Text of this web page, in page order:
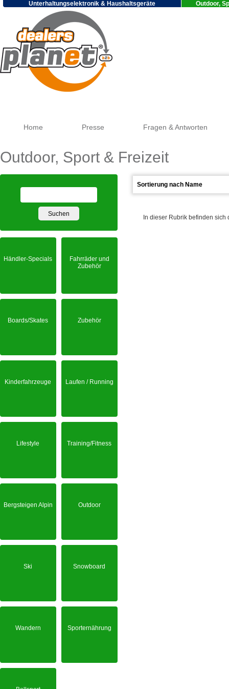
Unterhaltungselektronik & Haushaltsgeräte Outdoor,
Home Presse Fragen & Antworten
Outdoor, Sport & Freizeit
In dieser Rubrik befinden
Händler-Specials
Fahrräder und
Zubehör
Boards/Skates Zubehör
Kinderfahrzeuge Laufen / Running
Lifestyle Training/Fitness
Bergsteigen Alpin Outdoor
Ski Snowboard
Wandern Sporternährung